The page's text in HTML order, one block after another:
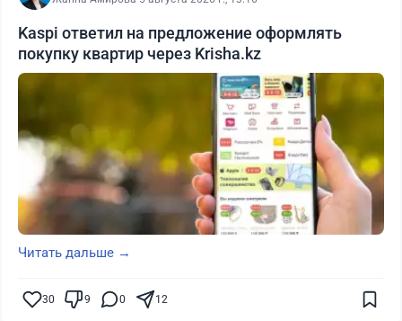
Kaspi ответил на предложение оформлять
покупку квартир через Krisha.kz
Читать дальше →
30 9 0 12